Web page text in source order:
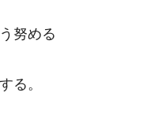
努める
る。